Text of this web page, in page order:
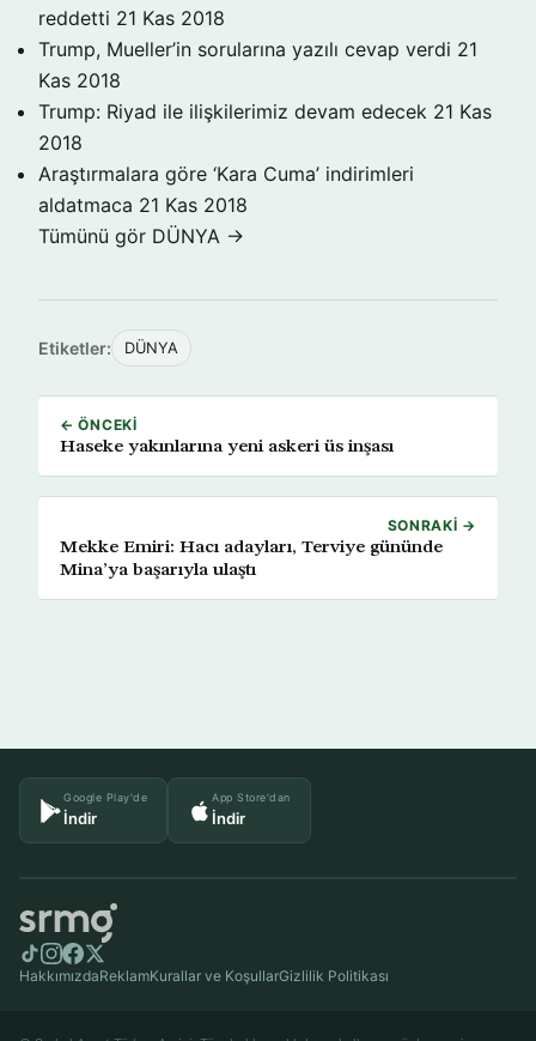
reddetti 21 Kas 2018
Trump, Mueller’in sorularına yazılı cevap verdi 21
Kas 2018
Trump: Riyad ile ilişkilerimiz devam edecek 21 Kas
2018
Araştırmalara göre ‘Kara Cuma’ indirimleri
aldatmaca 21 Kas 2018
Tümünü gör DÜNYA →
Etiketler: DÜNYA
← ÖNCEKI
Haseke yakınlarına yeni askeri üs inşası
SONRAKI →
Mekke Emiri: Hacı adayları, Terviye gününde
Mina’ya başarıyla ulaştı
Google Play'de
İndir
App Store'dan
İndir
HakkımızdaReklamKurallar ve KoşullarGizlilik Politikası